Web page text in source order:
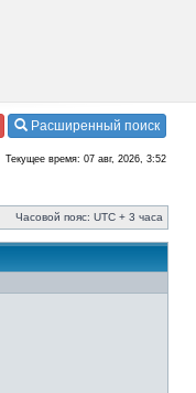
Расширенный поиск
Текущее время: 07 авг, 2026, 3:52
Часовой пояс: UTC + 3 часа